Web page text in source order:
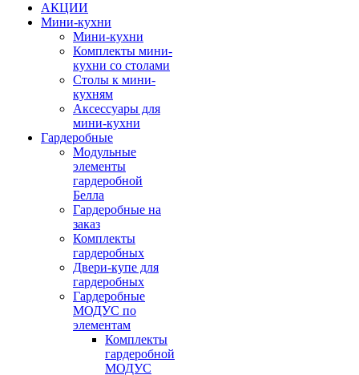
АКЦИИ
Мини-кухни
Мини-кухни
Комплекты мини-
кухни со столами
Столы к мини-
кухням
Аксессуары для
мини-кухни
Гардеробные
Модульные
элементы
гардеробной
Белла
Гардеробные на
заказ
Комплекты
гардеробных
Двери-купе для
гардеробных
Гардеробные
МОДУС по
элементам
Комплекты
гардеробной
МОДУС